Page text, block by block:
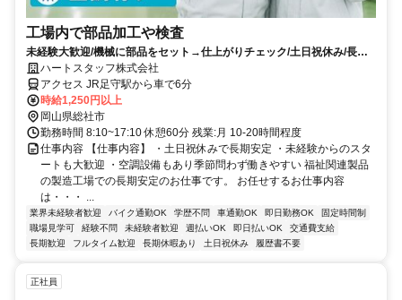
工場内で部品加工や検査
未経験大歓迎/機械に部品をセット→仕上がりチェック/土日祝休み/長期
安定ハートスタッフ株式会社
アクセス JR足守駅から車で6分
時給1,250円以上
岡山県総社市
勤務時間 8:10~17:10 休憩60分 残業:月 10-20時間程度
仕事内容 【仕事内容】 ・土日祝休みで長期安定 ・未経験からのスタ
ートも大歓迎 ・空調設備もあり季節問わず働きやすい 福祉関連製品
の製造工場での長期安定のお仕事です。 お任せするお仕事内容
は・・・ ...
業界未経験者歓迎 バイク通勤OK 学歴不問 車通勤OK 即日勤務OK
固定時間制
職場見学可
経験不問 未経験者歓迎 週払いOK 即日払いOK
交通費支給
長期歓迎
フルタイム歓迎 長期休暇あり 土日祝休み 履歴書不要
正社員